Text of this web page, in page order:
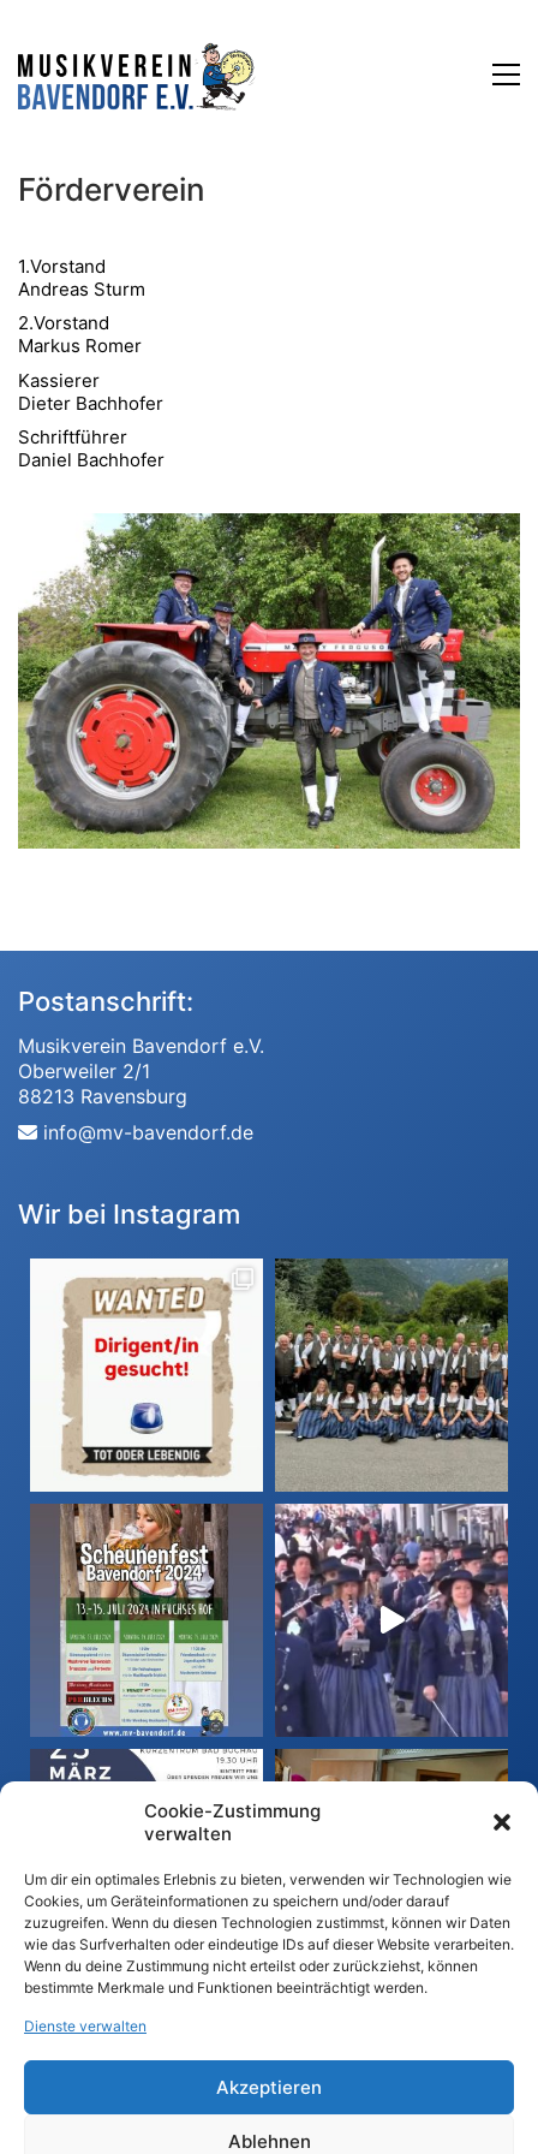
Cookie-Zustimmung
verwalten
Um dir ein optimales Erlebnis zu bieten, verwenden wir Technologien wie
Cookies, um Geräteinformationen zu speichern und/oder darauf
zuzugreifen. Wenn du diesen Technologien zustimmst, können wir Daten
wie das Surfverhalten oder eindeutige IDs auf dieser Website verarbeiten.
Wenn du deine Zustimmung nicht erteilst oder zurückziehst, können
bestimmte Merkmale und Funktionen beeinträchtigt werden.
Dienste verwalten
Akzeptieren
Ablehnen
Förderverein
1.Vorstand
Andreas Sturm
2.Vorstand
Markus Romer
Kassierer
Dieter Bachhofer
Schriftführer
Daniel Bachhofer
Postanschrift:
Musikverein Bavendorf e.V.
Oberweiler 2/1
88213 Ravensburg
info@mv-bavendorf.de
Wir bei Instagram